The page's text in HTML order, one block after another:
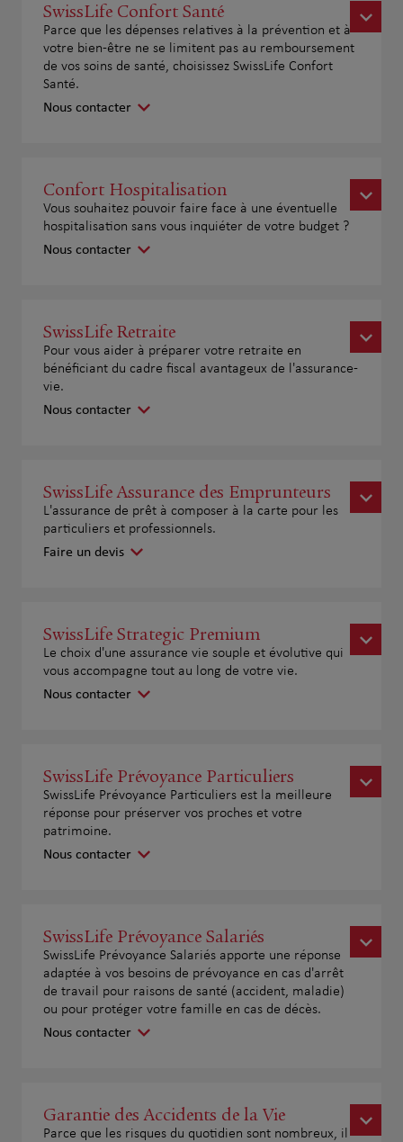
SwissLife Confort Santé
Parce que les dépenses relatives à la prévention et à
votre bien-être ne se limitent pas au remboursement
de vos soins de santé, choisissez SwissLife Confort
Santé.
Nous contacter
Confort Hospitalisation
Vous souhaitez pouvoir faire face à une éventuelle
hospitalisation sans vous inquiéter de votre budget ?
Nous contacter
SwissLife Retraite
Pour vous aider à préparer votre retraite en
bénéficiant du cadre fiscal avantageux de l'assurance-
vie.
Nous contacter
SwissLife Assurance des Emprunteurs
L'assurance de prêt à composer à la carte pour les
particuliers et professionnels.
Faire un devis
SwissLife Strategic Premium
Le choix d'une assurance vie souple et évolutive qui
vous accompagne tout au long de votre vie.
Nous contacter
SwissLife Prévoyance Particuliers
SwissLife Prévoyance Particuliers est la meilleure
réponse pour préserver vos proches et votre
patrimoine.
Nous contacter
SwissLife Prévoyance Salariés
SwissLife Prévoyance Salariés apporte une réponse
adaptée à vos besoins de prévoyance en cas d'arrêt
de travail pour raisons de santé (accident, maladie)
ou pour protéger votre famille en cas de décès.
Nous contacter
Garantie des Accidents de la Vie
Parce que les risques du quotidien sont nombreux, il